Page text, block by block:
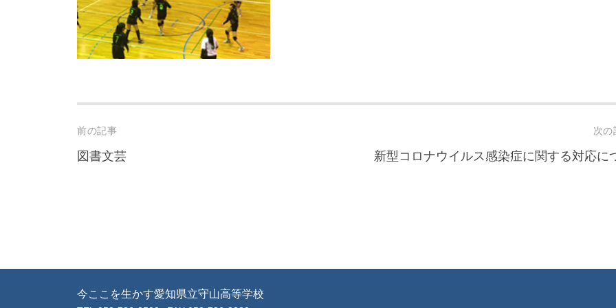
Post
navigation
前の記事
図書文芸
次の
新型コロナウイルス感染症に関する対応に
今ここを生かす愛知県立守山高等学校